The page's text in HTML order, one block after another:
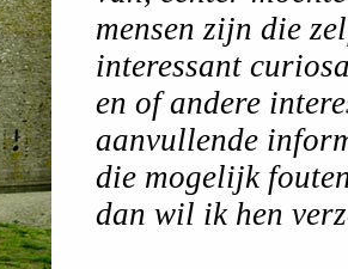
mensen zijn die
interessant
en of andere
aanvullende
die mogelijk
dan wil ik hen